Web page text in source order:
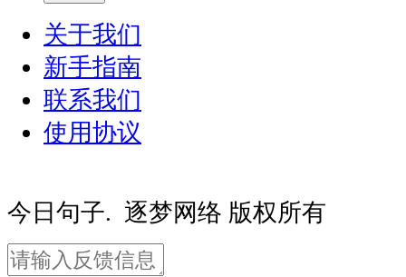
关于我们
新手指南
联系我们
使用协议
今日句子. 逐梦网络 版权所有